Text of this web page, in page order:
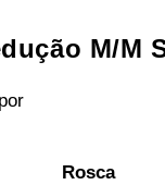
M/M
Rosca